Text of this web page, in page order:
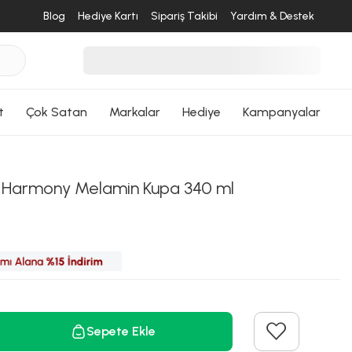
Blog Hediye Kartı Sipariş Takibi Yardım & Destek
Çok Satan Markalar Hediye Kampanyalar
Melamin Kupa 340 ml
Sepete Ekle